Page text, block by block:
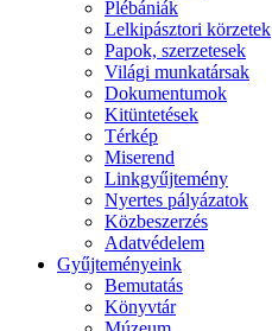
Plébániák
Lelkipásztori körzetek
Papok, szerzetesek
Világi munkatársak
Dokumentumok
Kitüntetések
Térkép
Miserend
Linkgyűjtemény
Nyertes pályázatok
Közbeszerzés
Adatvédelem
Gyűjteményeink
Bemutatás
Könyvtár